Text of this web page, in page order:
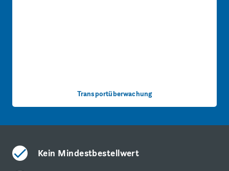
Transportüberwachung
Kein Mindestbestellwert